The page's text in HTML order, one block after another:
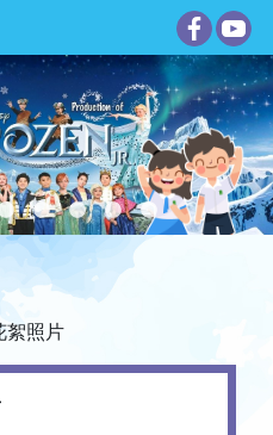
絮照片